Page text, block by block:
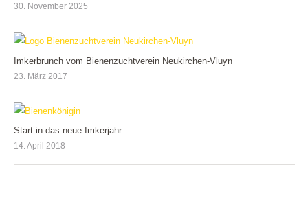
30. November 2025
Imkerbrunch vom Bienenzuchtverein Neukirchen-Vluyn
23. März 2017
Start in das neue Imkerjahr
14. April 2018